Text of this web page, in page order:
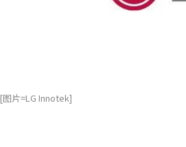
[图片=LG Innotek]